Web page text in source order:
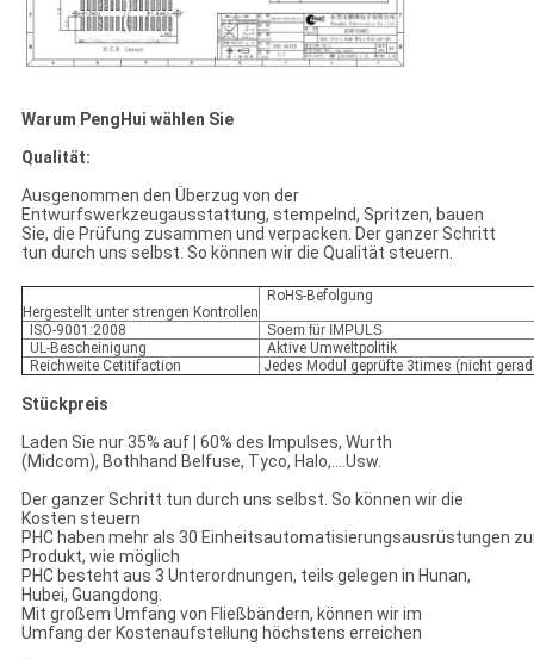
Warum PengHui wählen Sie
Qualität:
Ausgenommen den Überzug von der
Entwurfswerkzeugausstattung, stempelnd, Spritzen, bauen
Sie, die Prüfung zusammen und verpacken. Der ganzer Schritt
tun durch uns selbst. So können wir die Qualität steuern.
Hergestellt unter strengen Kontrollen
RoHS-Befolgung
ISO-9001:2008
Soem für IMPULS
UL-Bescheinigung
Aktive Umweltpolitik
Reichweite Cetitifaction
Jedes Modul geprüfte 3times (nicht
Stückpreis
Laden Sie nur 35% auf | 60% des Impulses, Wurth
(Midcom), Bothhand Belfuse, Tyco, Halo,….Usw.
Der ganzer Schritt tun durch uns selbst. So können wir die
Kosten steuern
PHC haben mehr als 30 Einheitsautomatisierungsausrüstungen
Produkt, wie möglich
PHC besteht aus 3 Unterordnungen, teils gelegen in Hunan,
Hubei, Guangdong.
Mit großem Umfang von Fließbändern, können wir im
Umfang der Kostenaufstellung höchstens erreichen